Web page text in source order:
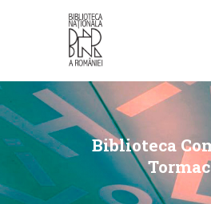
Biblioteca
Tormac
DESPRE NOI
PERMISUL MEU
BIBLIOTECĂ
CATALOAGE ȘI